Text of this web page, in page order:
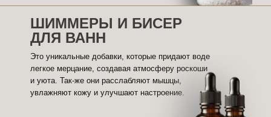
Это уникальные добавки, которые придают воде
легкое мерцание, создавая атмосферу роскоши
и уюта. Так-же они расслабляют мышцы,
увлажняют кожу и улучшают настроение.
ШИММЕРЫ И БИСЕР
ДЛЯ ВАНН